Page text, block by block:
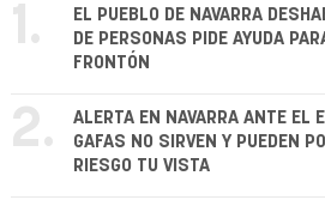
1.
EL PUEBLO DE NAVARRA
DE PERSONAS PIDE AYUDA
FRONTÓN
2.
ALERTA EN NAVARRA ANTE EL
GAFAS NO SIRVEN Y PUEDEN
RIESGO TU VISTA